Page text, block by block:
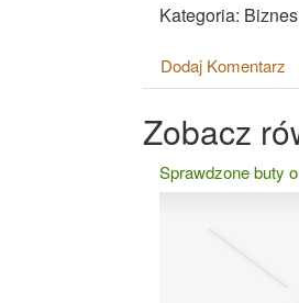
Kategoria:
Dodaj Komentarz
Zobacz
Sprawdzone buty